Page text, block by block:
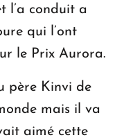
l’a conduit a
qui l’ont
le Prix Aurora.
père Kinvi de
mais il va
aimé cette